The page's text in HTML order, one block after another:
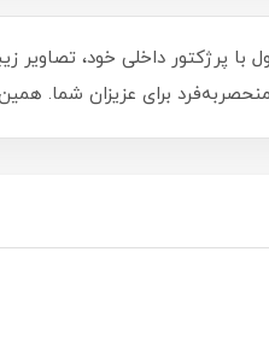
برسانید! این محصول با پرژکتور داخلی
برای عزیزان شما.